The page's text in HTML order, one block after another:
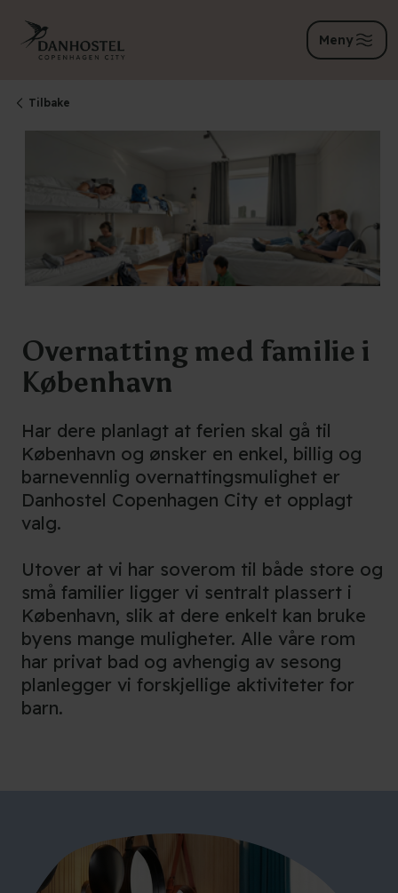
Meny
Tilbake
Overnatting med familie i
København
Har dere planlagt at ferien skal gå til
København og ønsker en enkel, billig og
barnevennlig overnattingsmulighet er
Danhostel Copenhagen City et opplagt
valg.
Utover at vi har soverom til både store og
små familier ligger vi sentralt plassert i
København, slik at dere enkelt kan bruke
byens mange muligheter. Alle våre rom
har privat bad og avhengig av sesong
planlegger vi forskjellige aktiviteter for
barn.